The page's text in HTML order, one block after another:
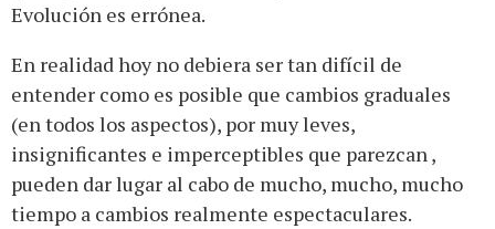
Evolución es errónea.
En realidad hoy no debiera ser tan difícil de
entender como es posible que cambios graduales
(en todos los aspectos), por muy leves,
insignificantes e imperceptibles que parezcan ,
pueden dar lugar al cabo de mucho, mucho, mucho
tiempo a cambios realmente espectaculares.